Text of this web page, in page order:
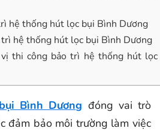
hệ thống hút lọc bụi Bình Dương
trì hệ thống hút lọc bụi Bình Dương
thi công bảo trì hệ thống hút lọc
Bình Dương đóng vai trò
đảm bảo môi trường làm việc